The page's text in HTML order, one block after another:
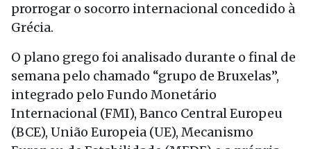
prorrogar o socorro internacional concedido à
Grécia.
O plano grego foi analisado durante o final de
semana pelo chamado “grupo de Bruxelas”,
integrado pelo Fundo Monetário
Internacional (FMI), Banco Central Europeu
(BCE), União Europeia (UE), Mecanismo